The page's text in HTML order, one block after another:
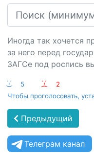
Иногда так хочется
за него перед
ЗАГСе под роспись
:-) 5 :-(
2
Чтобы проголосовать,
Предыдущий
Телеграм канал